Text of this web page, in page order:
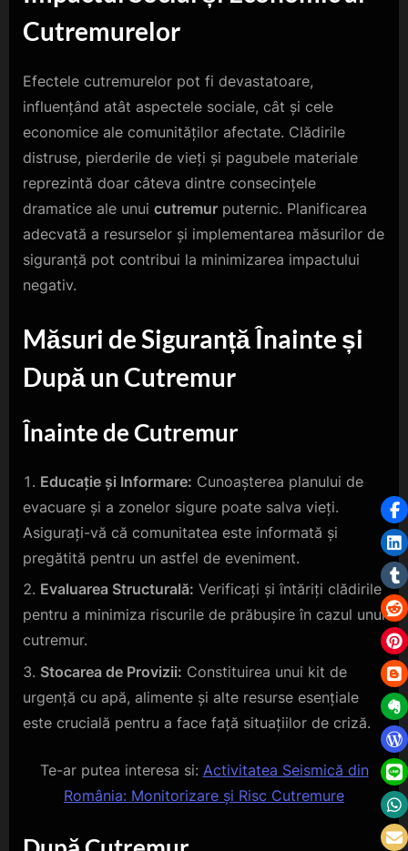
Cutremurelor
Efectele cutremurelor pot fi devastatoare,
influențând atât aspectele sociale, cât și cele
economice ale comunităților afectate. Clădirile
distruse, pierderile de vieți și pagubele materiale
reprezintă doar câteva dintre consecințele
dramatice ale unui cutremur puternic. Planificarea
adecvată a resurselor și implementarea măsurilor de
siguranță pot contribui la minimizarea impactului
negativ.
Măsuri de Siguranță Înainte și
După un Cutremur
Înainte de Cutremur
Educație și Informare: Cunoașterea planului de
evacuare și a zonelor sigure poate salva vieți.
Asigurați-vă că comunitatea este informată și
pregătită pentru un astfel de eveniment.
Evaluarea Structurală: Verificați și întăriți clădirile
pentru a minimiza riscurile de prăbușire în cazul unui
cutremur.
Stocarea de Provizii: Constituirea unui kit de
urgență cu apă, alimente și alte resurse esențiale
este crucială pentru a face față situațiilor de criză.
Te-ar putea interesa si: Activitatea Seismică din
România: Monitorizare și Risc Cutremure